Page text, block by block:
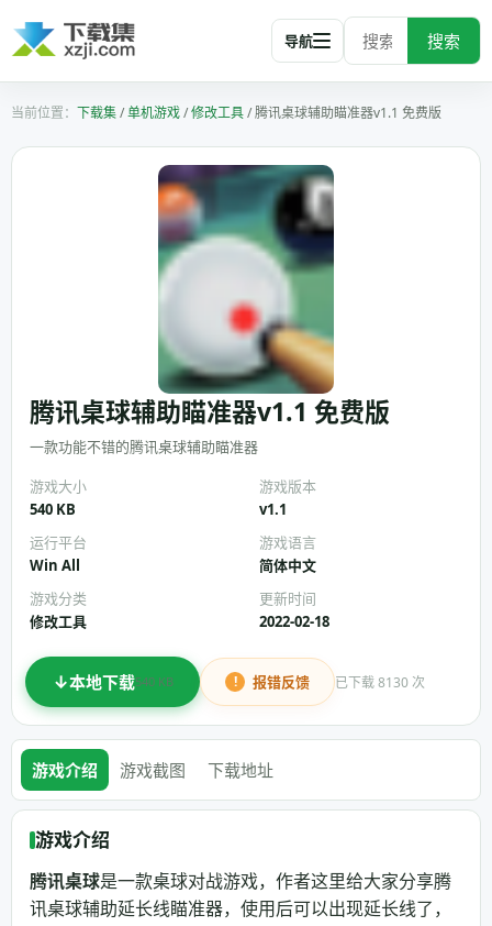
搜索
导航
下载集/单机游戏/修改工具/腾讯桌球辅助瞄准器v1.1 免费版
腾讯桌球辅助瞄准器v1.1 免费版
一款功能不错的腾讯桌球辅助瞄准器
游戏大小
540 KB
游戏版本
v1.1
运行平台
Win All
游戏语言
简体中文
游戏分类
修改工具
更新时间
2022-02-18
本地下载540 KB 报错反馈 已下载 8130 次
游戏介绍 游戏截图 下载地址
游戏介绍
腾讯桌球是一款桌球对战游戏，作者这里给大家分享腾
讯桌球辅助延长线瞄准器，使用后可以出现延长线了，